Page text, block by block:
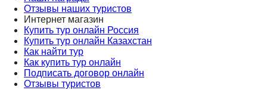
Отзывы наших туристов
Интернет магазин
Купить тур онлайн Россия
Купить тур онлайн Казахстан
Как найти тур
Как купить тур онлайн
Подписать договор онлайн
Отзывы туристов